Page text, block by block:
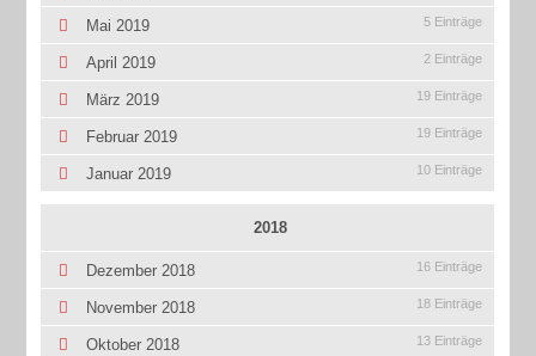
Mai 2019 5 Einträge
April 2019 2 Einträge
März 2019 19 Einträge
Februar 2019 19 Einträge
Januar 2019 10 Einträge
2018
Dezember 2018 16 Einträge
November 2018 18 Einträge
Oktober 2018 13 Einträge